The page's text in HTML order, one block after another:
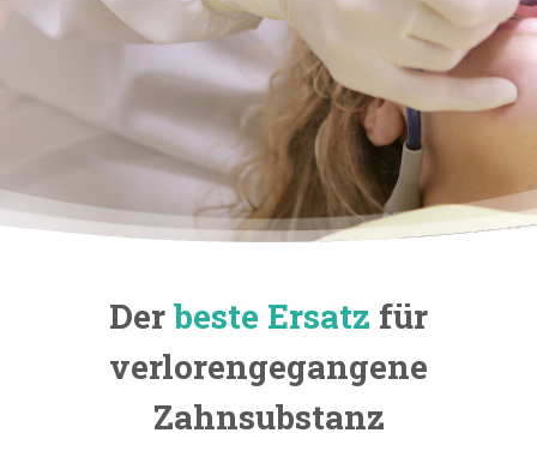
Derbeste Ersatz für
verlorengegangene
Zahnsubstanz